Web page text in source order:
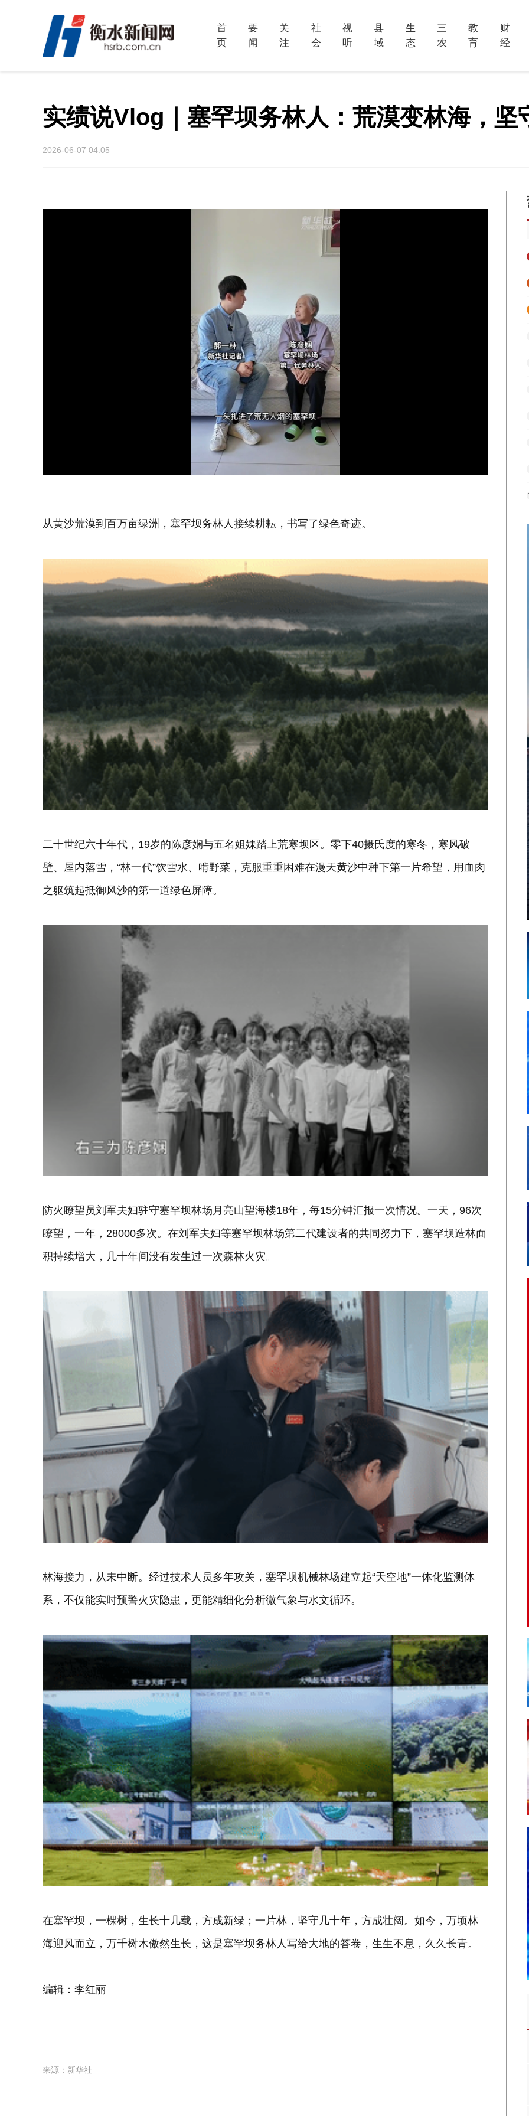
首
页
要
闻
关
注
社
会
视
听
县
域
生
态
三
农
教
育
财
经
实绩说Vlog｜塞罕坝务林人：荒漠变林海，坚
2026-06-07 04:05
24.34%
从黄沙荒漠到百万亩绿洲，塞罕坝务林人接续耕耘，书写了绿色奇迹。
二十世纪六十年代，19岁的陈彦娴与五名姐妹踏上荒寒坝区。零下40摄氏度的寒冬，寒风破
壁、屋内落雪，“林一代”饮雪水、啃野菜，克服重重困难在漫天黄沙中种下第一片希望，用血肉
之躯筑起抵御风沙的第一道绿色屏障。
防火瞭望员刘军夫妇驻守塞罕坝林场月亮山望海楼18年，每15分钟汇报一次情况。一天，96次
瞭望，一年，28000多次。在刘军夫妇等塞罕坝林场第二代建设者的共同努力下，塞罕坝造林面
积持续增大，几十年间没有发生过一次森林火灾。
林海接力，从未中断。经过技术人员多年攻关，塞罕坝机械林场建立起“天空地”一体化监测体
系，不仅能实时预警火灾隐患，更能精细化分析微气象与水文循环。
在塞罕坝，一棵树，生长十几载，方成新绿；一片林，坚守几十年，方成壮阔。如今，万顷林
海迎风而立，万千树木傲然生长，这是塞罕坝务林人写给大地的答卷，生生不息，久久长青。
编辑：李红丽
来源：新华社